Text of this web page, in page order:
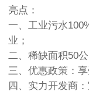
亮点：
一、工业污水
业；
二、稀缺面积50
三、优惠政策：
四、实力开发商